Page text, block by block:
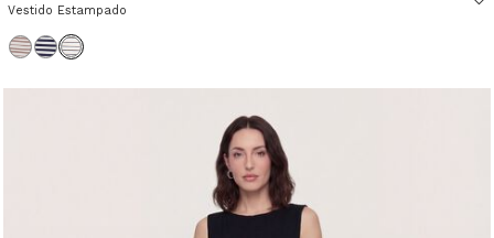
Vestido Estampado